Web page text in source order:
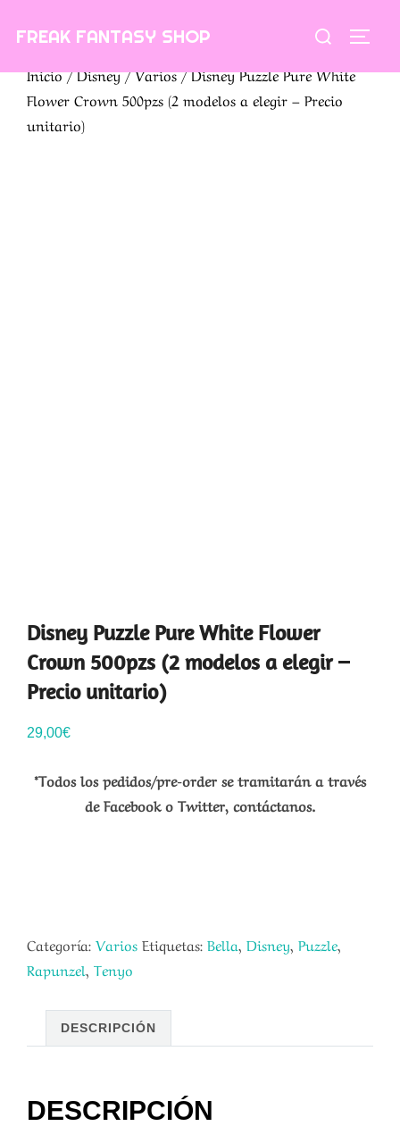
FREAK FANTASY SHOP Buscar:
Inicio/Disney/Varios/ Disney Puzzle Pure White
Flower Crown 500pzs (2 modelos a elegir – Precio
unitario)
Disney Puzzle Pure White Flower
Crown 500pzs (2 modelos a elegir –
Precio unitario)
29,00€
*Todos los pedidos/pre-order se tramitarán a través
de Facebook o Twitter, contáctanos.
Categoría: Varios Etiquetas: Bella, Disney, Puzzle,
Rapunzel, Tenyo
DESCRIPCIÓN
DESCRIPCIÓN